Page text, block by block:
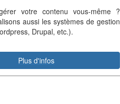
votre contenu vous-même ?
aussi les systèmes de gestion
Drupal, etc.).
Plus d'infos